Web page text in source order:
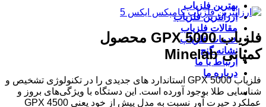
بهترین فلزیاب
ارزانترین فلزیاب
مقالات فلزیاب
خدمات فلزیاب
نشانه گنج
ارتباط با ما
درباره ما
فلزیابGPX 5000 محصول
کمپانیMinelab
فلزیاب GPX 5000 استاندارد های جدیدی را در تکنولوژی تشخیص و
شناسایی طلا بوجود آورده است. این دستگاه با ویژگی‌های بروز و
عملکرد حیرت آور نسبت به مدل پیش از خود یعنی GPX 4500